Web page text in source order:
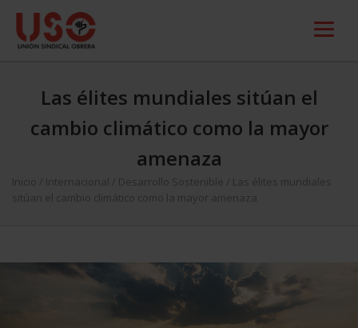
Las élites mundiales sitúan el
cambio climático como la mayor
amenaza
Inicio Internacional Desarrollo Sostenible
Las élites mundiales
sitúan el cambio climático como la mayor amenaza